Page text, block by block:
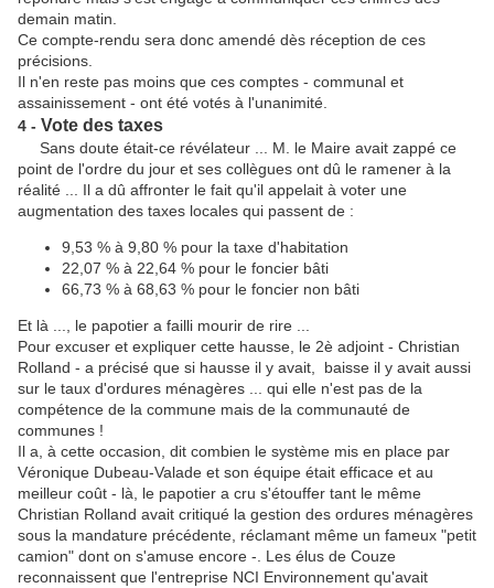
demain matin.
Ce compte-rendu sera donc amendé dès réception de ces
précisions.
Il n'en reste pas moins que ces comptes - communal et
assainissement - ont été votés à l'unanimité.
4 - Vote des taxes
Sans doute était-ce révélateur ... M. le Maire avait zappé ce
point de l'ordre du jour et ses collègues ont dû le ramener à la
réalité ... Il a dû affronter le fait qu'il appelait à voter une
augmentation des taxes locales qui passent de :
9,53 % à 9,80 % pour la taxe d'habitation
22,07 % à 22,64 % pour le foncier bâti
66,73 % à 68,63 % pour le foncier non bâti
Et là ..., le papotier a failli mourir de rire ...
Pour excuser et expliquer cette hausse, le 2è adjoint - Christian
Rolland - a précisé que si hausse il y avait, baisse il y avait aussi
sur le taux d'ordures ménagères ... qui elle n'est pas de la
compétence de la commune mais de la communauté de
communes !
Il a, à cette occasion, dit combien le système mis en place par
Véronique Dubeau-Valade et son équipe était efficace et au
meilleur coût - là, le papotier a cru s'étouffer tant le même
Christian Rolland avait critiqué la gestion des ordures ménagères
sous la mandature précédente, réclamant même un fameux "petit
camion" dont on s'amuse encore -. Les élus de Couze
reconnaissent que l'entreprise NCI Environnement qu'avait